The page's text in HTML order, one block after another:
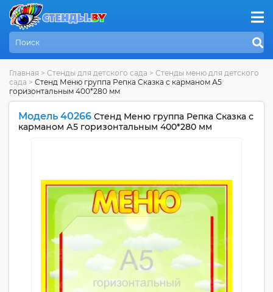
Главная > Стенды для детского сада > Стенды меню для детского
сада > Стенд Меню группа Репка Сказка с карманом А5
горизонтальным 400*280 мм
Модель 40266 Стенд Меню группа Репка Сказка с
карманом А5 горизонтальным 400*280 мм